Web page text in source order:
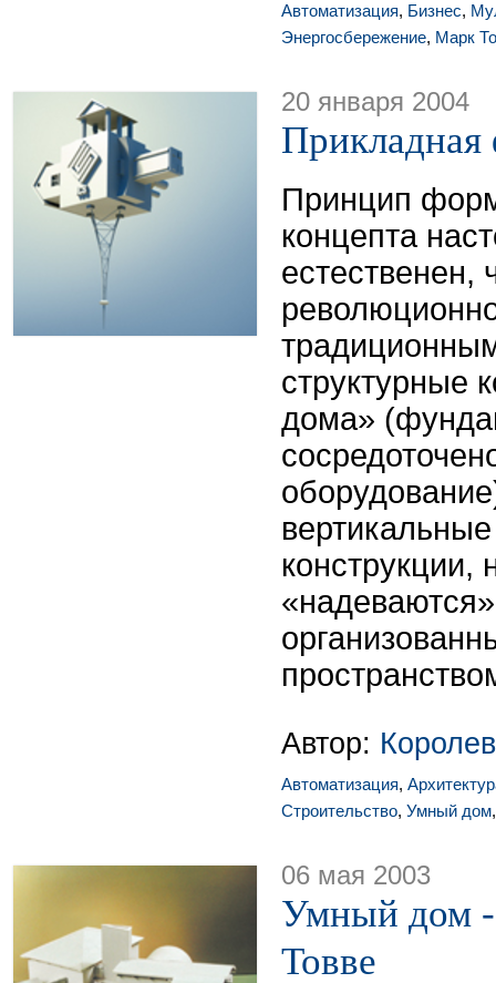
Автоматизация, Бизнес,
Энергосбережение, Марк
20 января 2004
Прикладная
Принцип
концепта
естественен,
структурные
дома»
конструкции,
Автор:
Автоматизация,
Строительство, Умный дом
06 мая 2003
Умный дом
Товве